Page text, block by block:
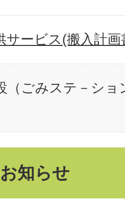
サービス(搬入計画
（ごみステ－シ
知らせ